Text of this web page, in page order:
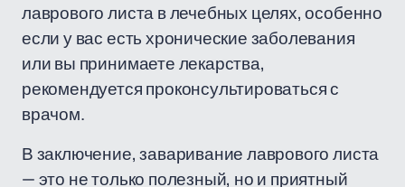
лаврового листа в лечебных целях, особенно
если у вас есть хронические заболевания
или вы принимаете лекарства,
рекомендуется проконсультироваться с
врачом.
В заключение, заваривание лаврового листа
— это не только полезный, но и приятный